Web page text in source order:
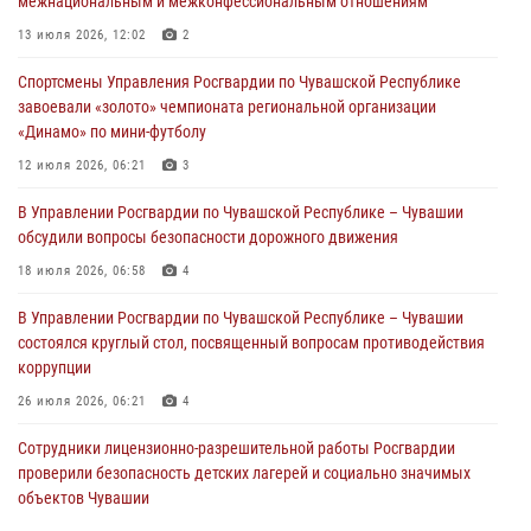
В Ядрине сотрудники Росгвардии задержали подозреваемого в
01 августа 2026, 06:12
1 августа – День дежурной службы войск национальной гвардии
Российской Федерации
Директор Росгвардии Герой России генерал армии Виктор Золотов
поздравил специалистов подразделений тыла с профессиональным
01 августа 2026, 00:01
13 июля 2026, 12:02 2
Спортсмены Управления Росгвардии по Чувашской Республике
завоевали «золото» чемпионата региональной организации
«Динамо» по мини-футболу
12 июля 2026, 06:21 3
В Управлении Росгвардии по Чувашской Республике – Чувашии
обсудили вопросы безопасности дорожного движения
18 июля 2026, 06:58 4
В Управлении Росгвардии по Чувашской Республике – Чувашии
состоялся круглый стол, посвященный вопросам противодействия
коррупции
26 июля 2026, 06:21 4
Сотрудники лицензионно-разрешительной работы Росгвардии
проверили безопасность детских лагерей и социально значимых
объектов Чувашии